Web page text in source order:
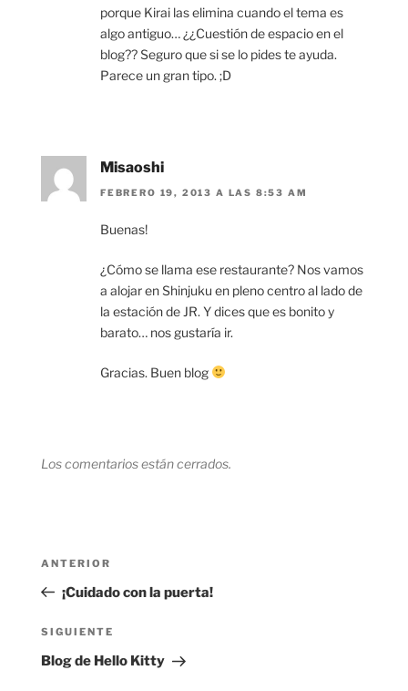
porque Kirai las elimina cuando el tema es
algo antiguo… ¿¿Cuestión de espacio en el
blog?? Seguro que si se lo pides te ayuda.
Parece un gran tipo. ;D
Misaoshi
FEBRERO 19, 2013 A LAS 8:53 AM
Buenas!
¿Cómo se llama ese restaurante? Nos vamos
a alojar en Shinjuku en pleno centro al lado de
la estación de JR. Y dices que es bonito y
barato… nos gustaría ir.
Gracias. Buen blog
Los comentarios están cerrados.
entradas
Entrada
anterior:
ANTERIOR
¡Cuidado con la puerta!
Siguiente
entrada
SIGUIENTE
Blog de Hello Kitty